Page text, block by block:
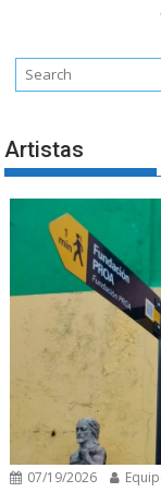
Artistas
07/19/2026